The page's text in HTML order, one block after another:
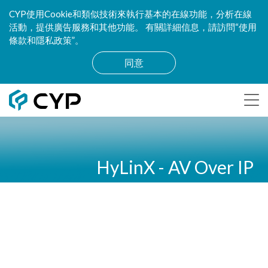
CYP使用Cookie和類似技術來執行基本的在線功能，分析在線
活動，提供廣告服務和其他功能。 有關詳細信息，請訪問“使用
條款和隱私政策”。
同意
HyLinX - AV Over IP